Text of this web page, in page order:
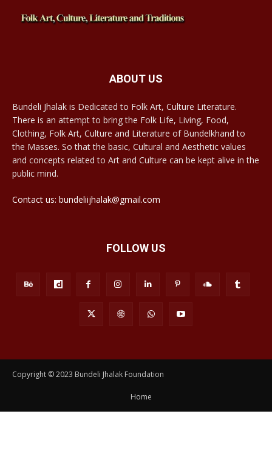
ABOUT US
Bundeli Jhalak is Dedicated to Folk Art, Culture Literature.
There is an attempt to bring the Folk Life, Living, Food,
Clothing, Folk Art, Culture and Literature of Bundelkhand to
the Masses. So that the basic, Cultural and Aesthetic values
and concepts related to Art and Culture can be kept alive in the
public mind.
Contact us: bundeliijhalak@gmail.com
FOLLOW US
Copyright © 2023 Bundeli Jhalak Foundation
Home